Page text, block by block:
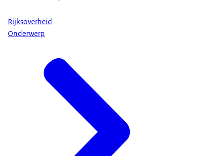
Rijksoverheid
Onderwerp